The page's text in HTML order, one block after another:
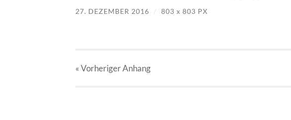
27. DEZEMBER 2016 / 803 x 803 PX
« VorherigerAnhang